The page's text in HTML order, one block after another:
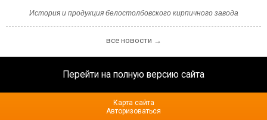
История и продукция белостолбовского кирпичного завода
все новости →
Перейти на полную версию сайта
Карта сайта
Авторизоваться